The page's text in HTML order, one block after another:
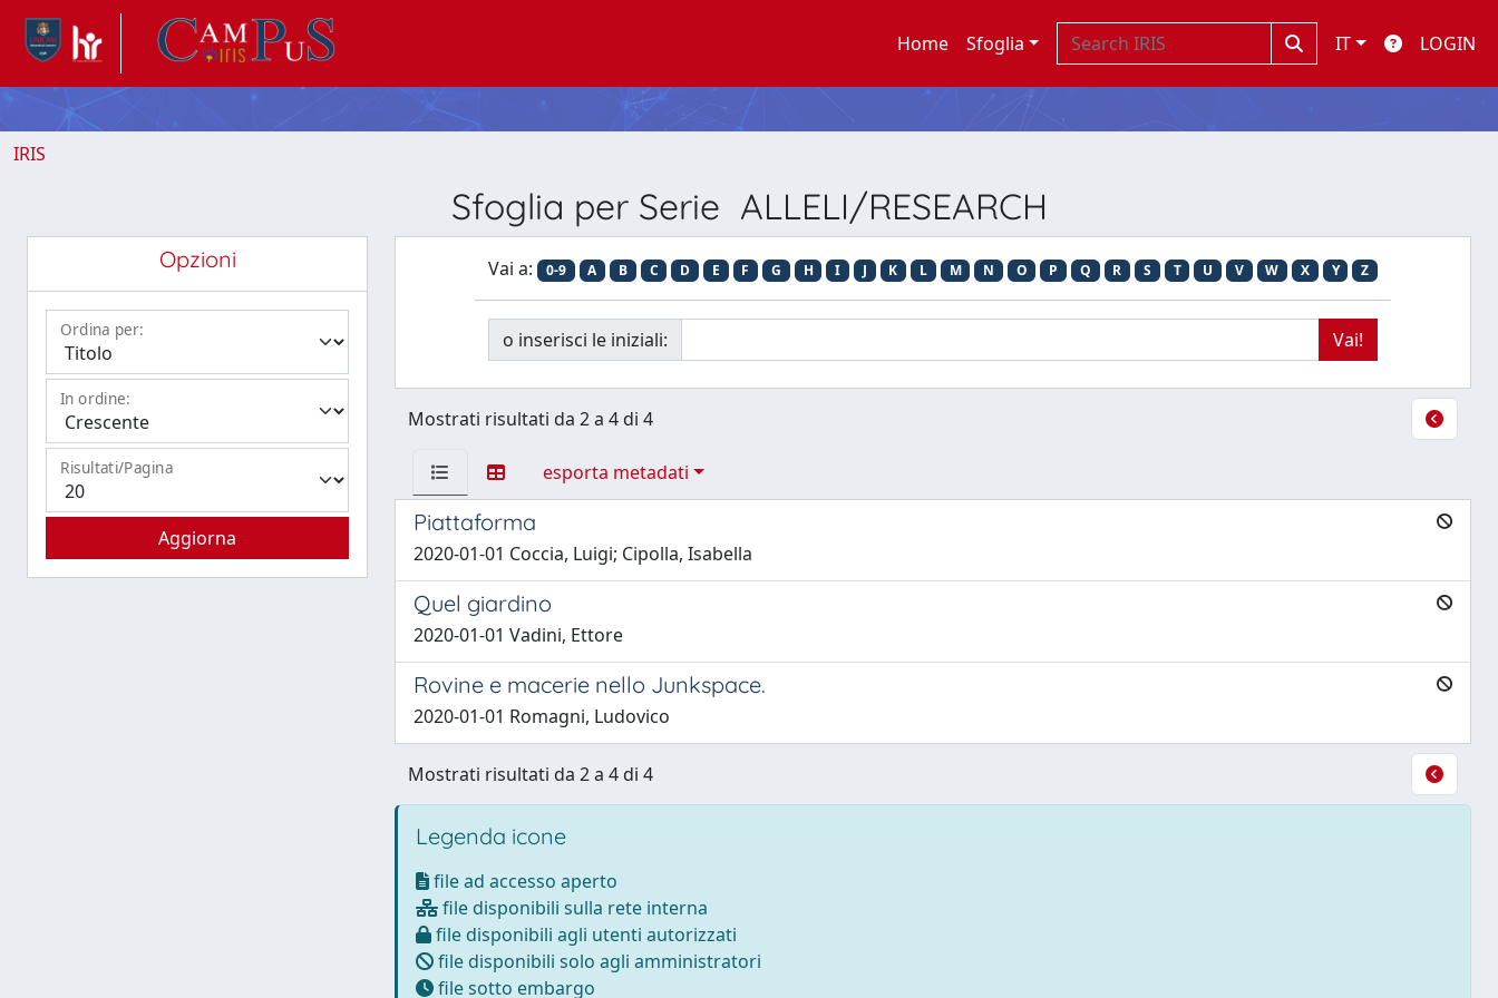
Home Sfoglia IT LOGIN
IRIS
Sfoglia per Serie ALLELI/RESEARCH
Opzioni
Ordina per:
In ordine:
Risultati/Pagina
Vai a: 0-9 A B C D E F G H I J K L M N O P Q R S T U V W X Y Z
o inserisci le iniziali:
Mostrati risultati da 2 a 4 di 4
esporta metadati
Piattaforma
2020-01-01 Coccia, Luigi; Cipolla, Isabella
Quel giardino
2020-01-01 Vadini, Ettore
Rovine e macerie nello Junkspace.
2020-01-01 Romagni, Ludovico
Mostrati risultati da 2 a 4 di 4
Legenda icone
file ad accesso aperto
file disponibili sulla rete interna
file disponibili agli utenti autorizzati
file disponibili solo agli amministratori
file sotto embargo